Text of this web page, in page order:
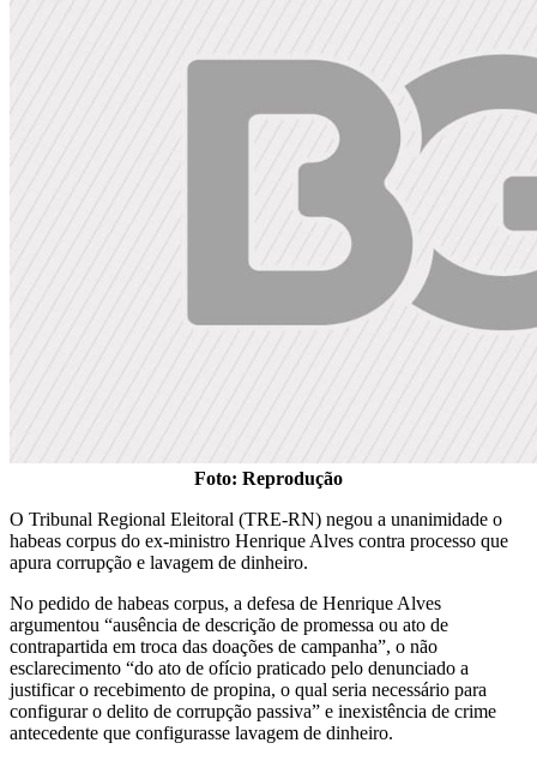
Foto: Reprodução
O Tribunal Regional Eleitoral (TRE-RN) negou a unanimidade o
habeas corpus do ex-ministro Henrique Alves contra processo que
apura corrupção e lavagem de dinheiro.
No pedido de habeas corpus, a defesa de Henrique Alves
argumentou “ausência de descrição de promessa ou ato de
contrapartida em troca das doações de campanha”, o não
esclarecimento “do ato de ofício praticado pelo denunciado a
justificar o recebimento de propina, o qual seria necessário para
configurar o delito de corrupção passiva” e inexistência de crime
antecedente que configurasse lavagem de dinheiro.